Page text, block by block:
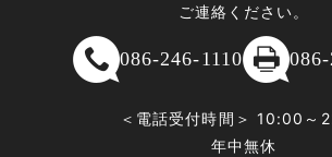
ご連絡ください。
086-246-1110
＜電話受付時間＞ 10:00～
年中無休